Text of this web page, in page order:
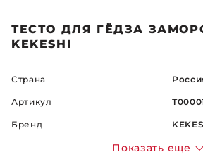
ТЕСТО ДЛЯ ГЁДЗА
KEKESHI
Страна
Артикул
Бренд
Показать еще